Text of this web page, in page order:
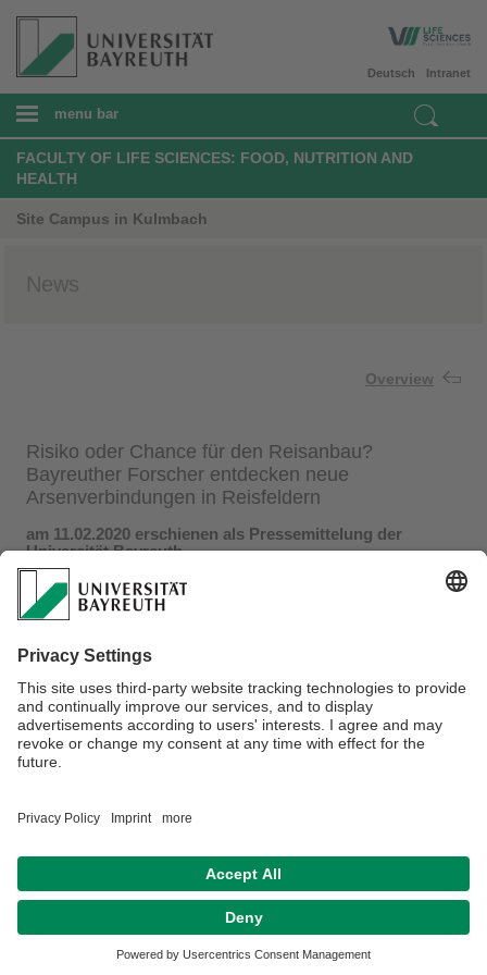
Intranet
Deutsch
menu bar
FACULTY OF LIFE SCIENCES: FOOD, NUTRITION AND
HEALTH
Site Campus in Kulmbach
News
Overview
Risiko oder Chance für den Reisanbau?
Bayreuther Forscher entdecken neue
Arsenverbindungen in Reisfeldern
am 11.02.2020 erschienen als Pressemittelung der
Universität Bayreuth
Forscher der Universität Bayreuth haben zusammen mit
Wissenschaftlern aus Italien und China erstmals
welchem Umfang schwefelhaltige Arsen-Verbindungen in
Reisböden entstehen. Diese Thioarsenate wurden bei
Beurteilungen der gesundheitlichen Folgen des
Reiskonsums bisher nicht berücksichtigt. Im Fachmagazin
„Nature Geoscience“ stellen die Wissenschaftler ihre
Ergebnisse vor und identifizieren dringenden
Forschungsbedarf mit dem Ziel, die Verbraucher vor
Imprint
Contact
Declaration on accessibility